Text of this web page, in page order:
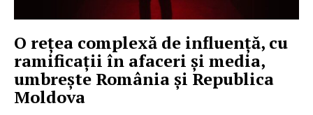
O rețea complexă de influență, cu
ramificații în afaceri și media,
umbrește România și Republica
Moldova